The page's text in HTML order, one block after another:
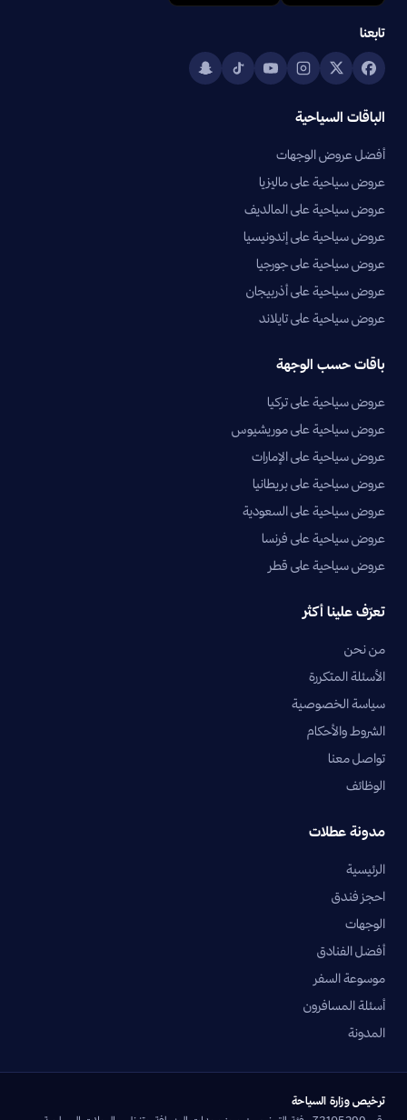
تابعنا
الباقات السياحية
أفضل عروض الوجهات
عروض سياحية على ماليزيا
عروض سياحية على المالديف
عروض سياحية على إندونيسيا
عروض سياحية على جورجيا
عروض سياحية على أذربيجان
عروض سياحية على تايلاند
باقات حسب الوجهة
عروض سياحية على تركيا
عروض سياحية على موريشيوس
عروض سياحية على الإمارات
عروض سياحية على بريطانيا
عروض سياحية على السعودية
عروض سياحية على فرنسا
عروض سياحية على قطر
تعرّف علينا أكثر
من نحن
الأسئلة المتكررة
سياسة الخصوصية
الشروط والأحكام
تواصل معنا
الوظائف
مدونة عطلات
الرئيسية
احجز فندق
الوجهات
أفضل الفنادق
موسوعة السفر
أسئلة المسافرون
المدونة
ترخيص وزارة السياحة